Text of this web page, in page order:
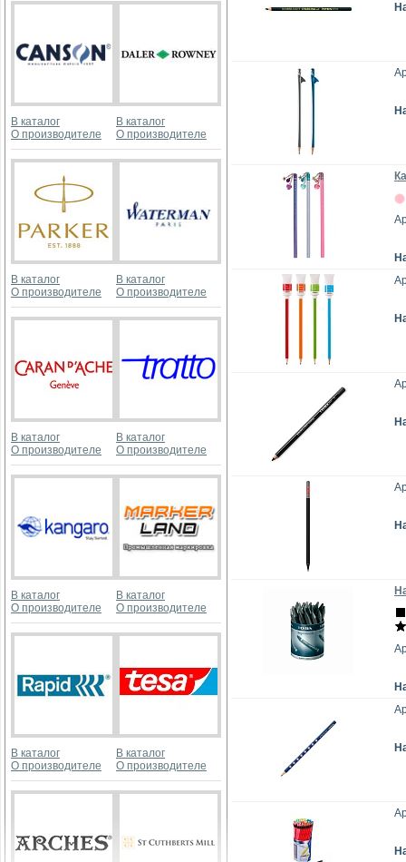
В каталог
О производителе
В каталог
О производителе
В каталог
О производителе
В каталог
О производителе
В каталог
О производителе
В каталог
О производителе
В каталог
О производителе
В каталог
О производителе
В каталог
О производителе
В каталог
О производителе